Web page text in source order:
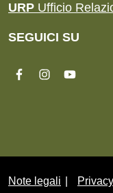
URP Ufficio
SEGUICI SU
Sezione Link Utili
Note legali